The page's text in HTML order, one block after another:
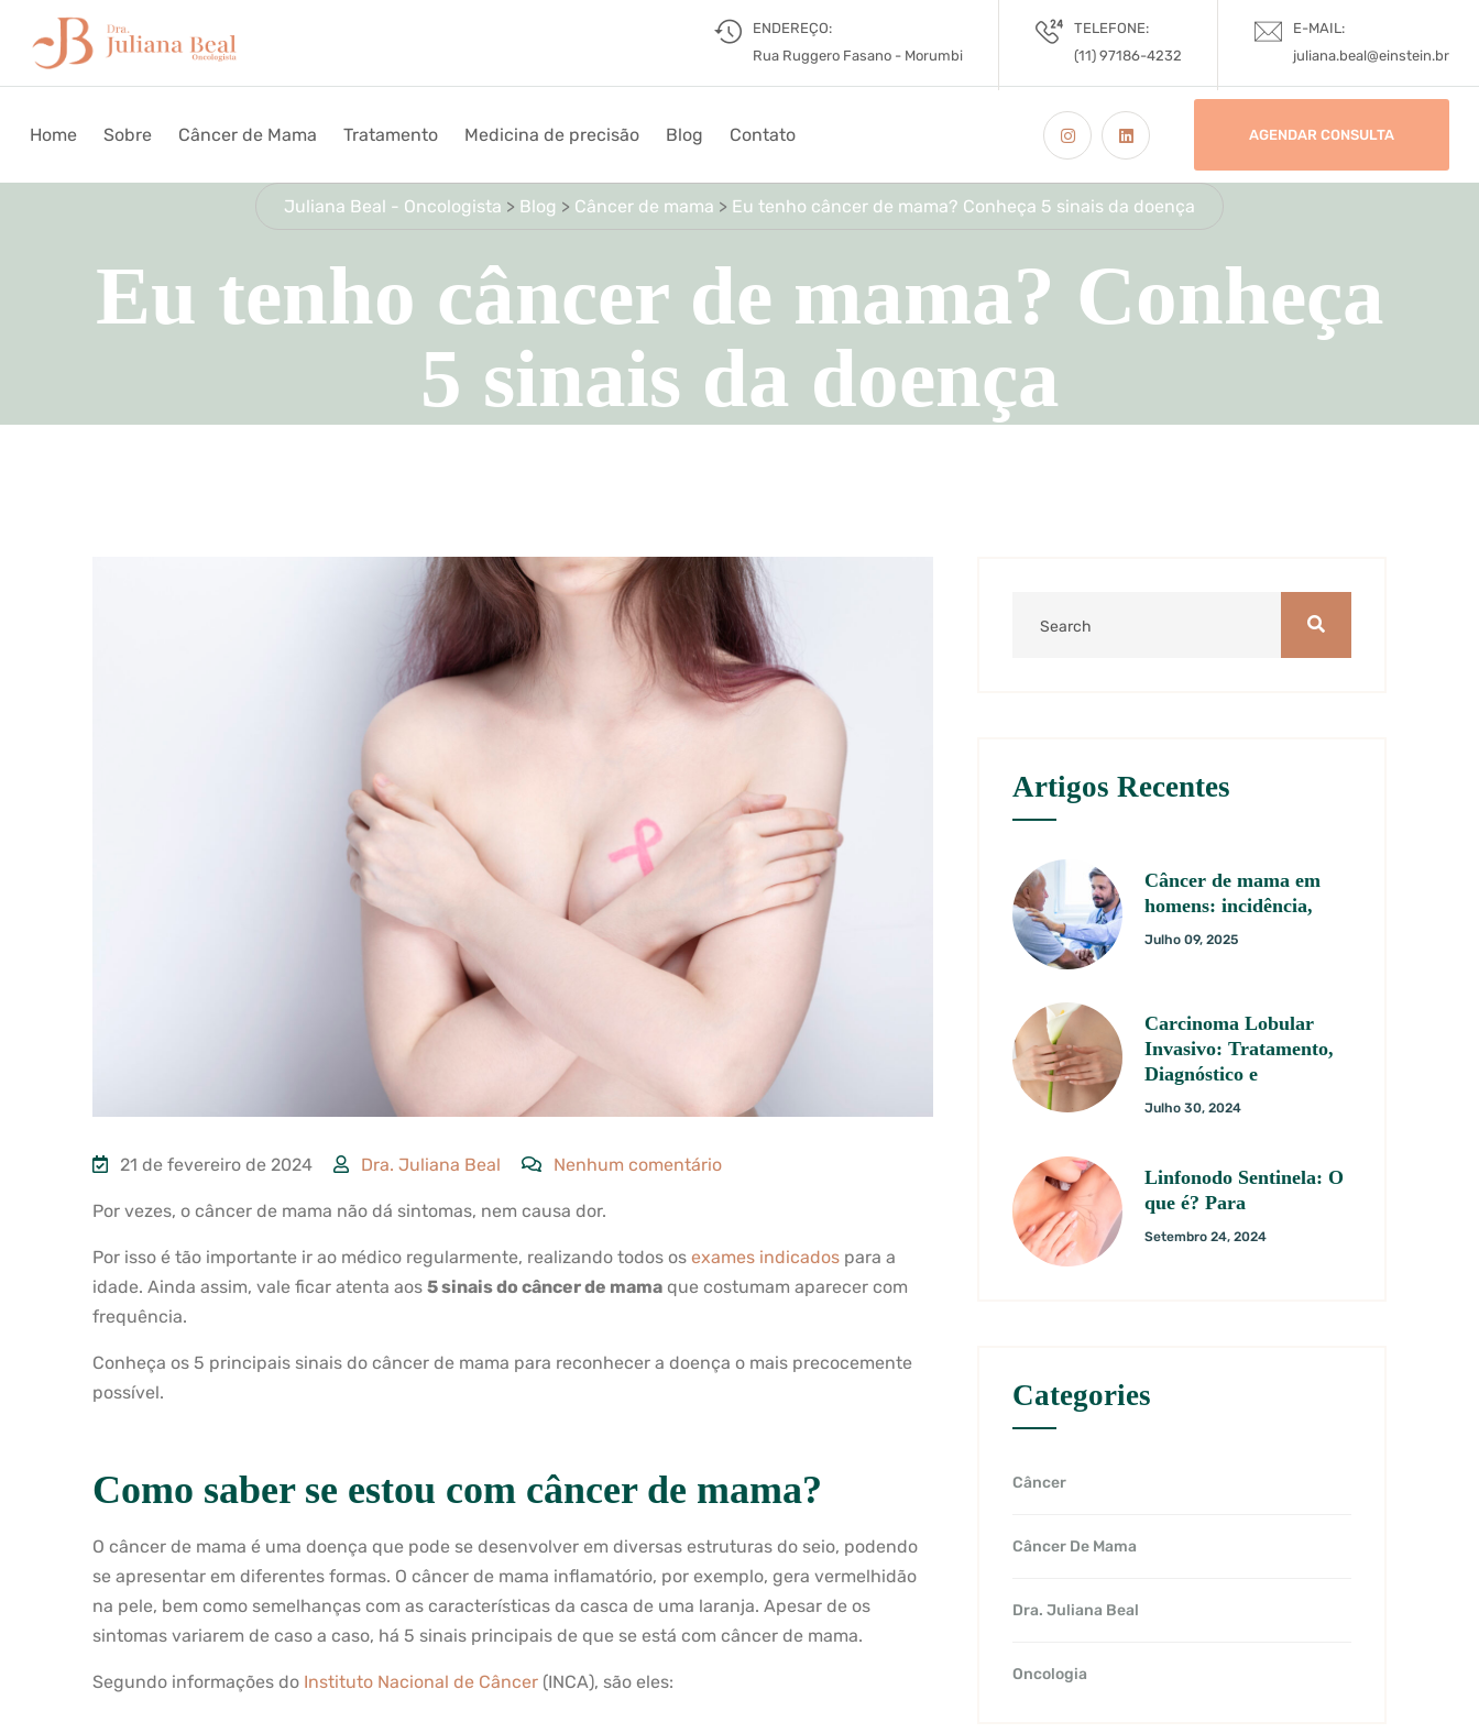
ENDEREÇO:
Rua Ruggero Fasano - Morumbi
TELEFONE:
(11) 97186-4232
E-MAIL:
juliana.beal@einstein.br
Home Sobre Câncer de Mama Tratamento Medicina de precisão Blog Contato AGENDAR CONSULTA
Juliana Beal - Oncologista > Blog > Câncer de mama > Eu tenho câncer de mama? Conheça 5 sinais da doença
Eu tenho câncer de mama? Conheça
5 sinais da doença
21 de fevereiro de 2024 Dra. Juliana Beal Nenhum comentário
Por vezes, o câncer de mama não dá sintomas, nem causa dor.
Por isso é tão importante ir ao médico regularmente, realizando todos os exames indicados para a
idade. Ainda assim, vale ficar atenta aos 5 sinais do câncer de mama que costumam aparecer com
frequência.
Conheça os 5 principais sinais do câncer de mama para reconhecer a doença o mais precocemente
possível.
Como saber se estou com câncer de mama?
O câncer de mama é uma doença que pode se desenvolver em diversas estruturas do seio, podendo
se apresentar em diferentes formas. O câncer de mama inflamatório, por exemplo, gera vermelhidão
na pele, bem como semelhanças com as características da casca de uma laranja. Apesar de os
sintomas variarem de caso a caso, há 5 sinais principais de que se está com câncer de mama.
Segundo informações do Instituto Nacional de Câncer (INCA), são eles:
Artigos Recentes
Câncer de mama em
homens: incidência,
Julho 09, 2025
Carcinoma Lobular
Invasivo: Tratamento,
Diagnóstico e
Julho 30, 2024
Linfonodo Sentinela: O
que é? Para
Setembro 24, 2024
Categories
Câncer
Câncer De Mama
Dra. Juliana Beal
Oncologia